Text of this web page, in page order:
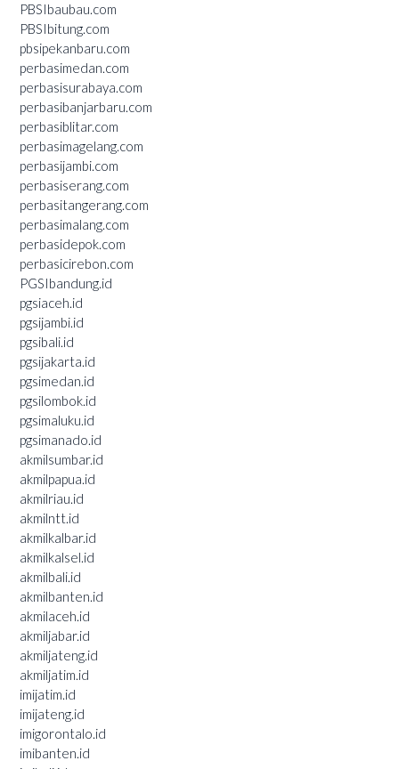
PBSIbaubau.com
PBSIbitung.com
pbsipekanbaru.com
perbasimedan.com
perbasisurabaya.com
perbasibanjarbaru.com
perbasiblitar.com
perbasimagelang.com
perbasijambi.com
perbasiserang.com
perbasitangerang.com
perbasimalang.com
perbasidepok.com
perbasicirebon.com
PGSIbandung.id
pgsiaceh.id
pgsijambi.id
pgsibali.id
pgsijakarta.id
pgsimedan.id
pgsilombok.id
pgsimaluku.id
pgsimanado.id
akmilsumbar.id
akmilpapua.id
akmilriau.id
akmilntt.id
akmilkalbar.id
akmilkalsel.id
akmilbali.id
akmilbanten.id
akmilaceh.id
akmiljabar.id
akmiljateng.id
akmiljatim.id
imijatim.id
imijateng.id
imigorontalo.id
imibanten.id